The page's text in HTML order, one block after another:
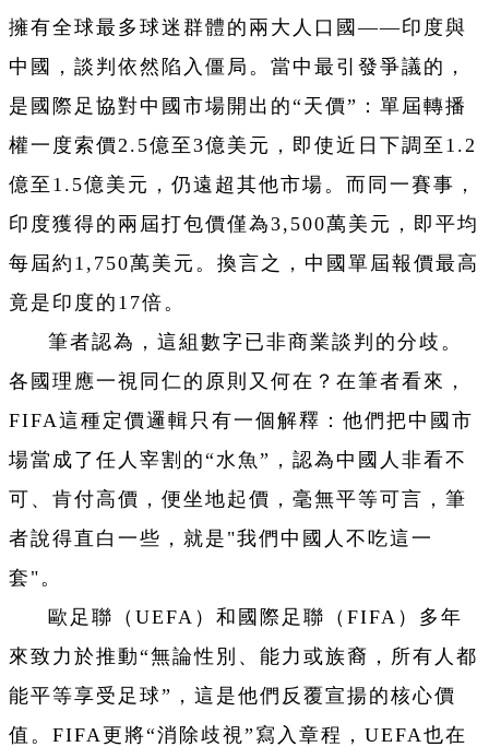
擁有全球最多球迷群體的兩大人口國——印度與
中國，談判依然陷入僵局。當中最引發爭議的，
是國際足協對中國市場開出的“天價”：單屆轉播
權一度索價2.5億至3億美元，即使近日下調至1.2
億至1.5億美元，仍遠超其他市場。而同一賽事，
印度獲得的兩屆打包價僅為3,500萬美元，即平均
每屆約1,750萬美元。換言之，中國單屆報價最高
竟是印度的17倍。
筆者認為，這組數字已非商業談判的分歧。
各國理應一視同仁的原則又何在？在筆者看來，
FIFA這種定價邏輯只有一個解釋：他們把中國市
場當成了任人宰割的“水魚”，認為中國人非看不
可、肯付高價，便坐地起價，毫無平等可言，筆
者說得直白一些，就是"我們中國人不吃這一
套"。
歐足聯（UEFA）和國際足聯（FIFA）多年
來致力於推動“無論性別、能力或族裔，所有人都
能平等享受足球”，這是他們反覆宣揚的核心價
值。FIFA更將“消除歧視”寫入章程，UEFA也在